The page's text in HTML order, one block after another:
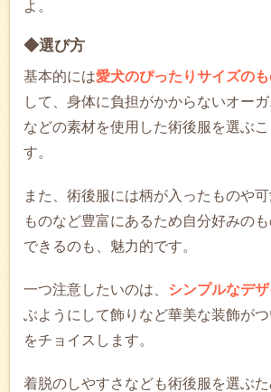
よ。
◆選び方
基本的には愛犬のぴったりサイズの
して、身体に負担がかからないオー
などの素材を使用した術後服を選ぶ
す。
また、術後服には柄が入ったものや
ものなど豊富にあるため自分好みの
できるのも、魅力的です。
一つ注意したいのは、 シンプルなデ
ぶようにして飾りなど華美な装飾が
をチョイスします。
着脱のしやすさなども術後服を選ぶ